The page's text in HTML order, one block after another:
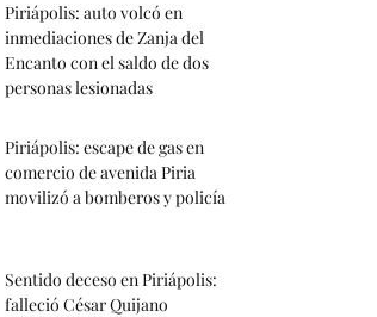
Piriápolis: auto volcó en
inmediaciones de Zanja del
Encanto con el saldo de dos
personas lesionadas
Piriápolis: escape de gas en
comercio de avenida Piria
movilizó a bomberos y policía
Sentido deceso en Piriápolis:
falleció César Quijano